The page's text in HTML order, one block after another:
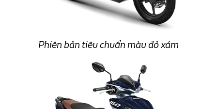
Phiên bản tiêu chuẩn màu đỏ xám